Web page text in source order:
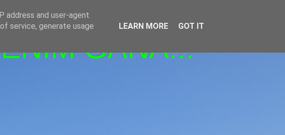
GANA!!!
address and user-agent
service, generate usage
LEARN MORE GOT IT